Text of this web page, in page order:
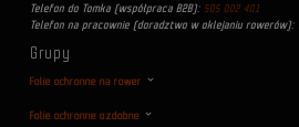
Telefon do Tomka (współpraca B2B): 505 002 401
Telefon na pracownie (doradztwo w oklejaniu rowerów):
Grupy
Folie ochronne na rower
Folie ochronne ozdobne